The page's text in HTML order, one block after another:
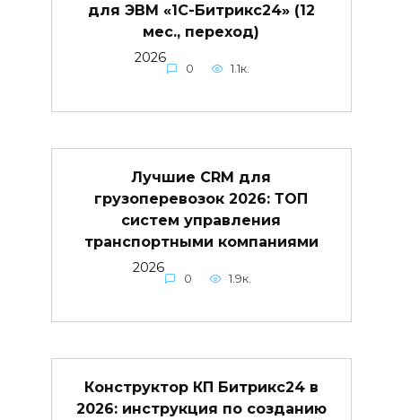
для ЭВМ «1С-Битрикс24» (12
мес., переход)
2026
0 1.1к.
Лучшие CRM для
грузоперевозок 2026: ТОП
систем управления
транспортными компаниями
2026
0 1.9к.
Конструктор КП Битрикс24 в
2026: инструкция по созданию